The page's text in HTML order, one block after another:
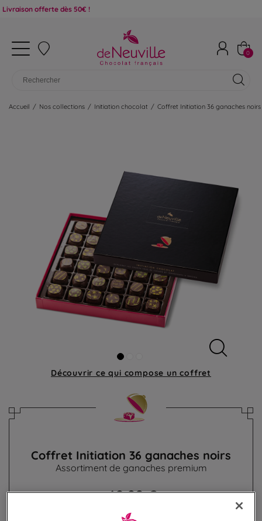
dès 50€ !
0
Accueil / Nos collections / Initiation chocolat / Coffret Initiation 36 ganaches noirs
Découvrir ce qui compose un coffret
Coffret Initiation 36 ganaches noirs
Assortiment de ganaches premium
42,90 €